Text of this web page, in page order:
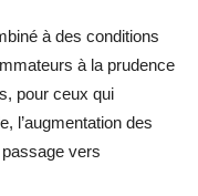
à des conditions
à la prudence
pour ceux qui
l’augmentation des
vers